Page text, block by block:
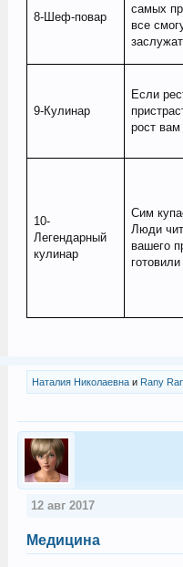
8-Шеф-повар
самых
все
9-Кулинар
Если
рост вам
10-
Легендарный
кулинар
Сим
Люди
вашего
Наталия Николаевнаи Rany
12 авг 2017
Медицина